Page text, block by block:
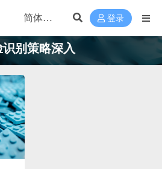
登录
识别策略深入